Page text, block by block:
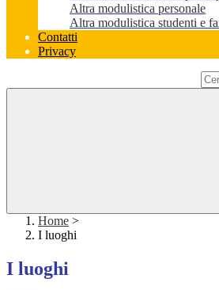
Altra modulistica personale
Altra modulistica studenti e
Contatti
Privacy
Home >
I luoghi
I luoghi